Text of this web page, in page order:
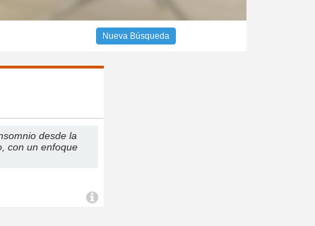
Nueva Búsqueda
desde la
con un enfoque